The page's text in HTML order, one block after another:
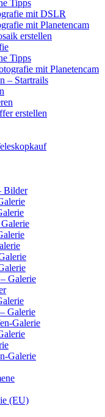
Tipps
mit DSLR
mit Planetencam
erstellen
Tipps
mit Planetencam
– Startrails
erstellen
Bilder
Galerie
Galerie
Galerie
Galerie
(EU)